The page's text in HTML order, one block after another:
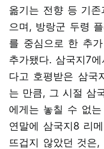
옮기는 전향 등 기
으며, 방랑군 두령
를 중심으로 한 추
추가됐다. 삼국지7
다고 호평받은 삼국
는 만큼, 그 시절 삼
에게는 놓칠 수 없
연말에 삼국지8 리
뜨겁지 않았던 것은